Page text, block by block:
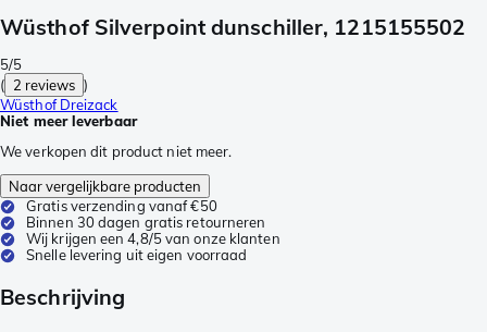
Wüsthof Silverpoint dunschiller, 1215155502
5/5
( 2 reviews )
Wüsthof Dreizack
Niet meer leverbaar
We verkopen dit product niet meer.
Naar vergelijkbare producten
Gratis verzending vanaf €50
Binnen 30 dagen gratis retourneren
Wij krijgen een 4,8/5 van onze klanten
Snelle levering uit eigen voorraad
Beschrijving